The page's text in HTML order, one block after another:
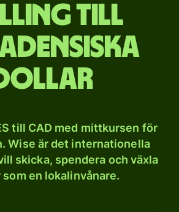
till
till CAD med mittkursen för
Wise är det internationella
skicka, spendera och växla
som en lokalinvånare.